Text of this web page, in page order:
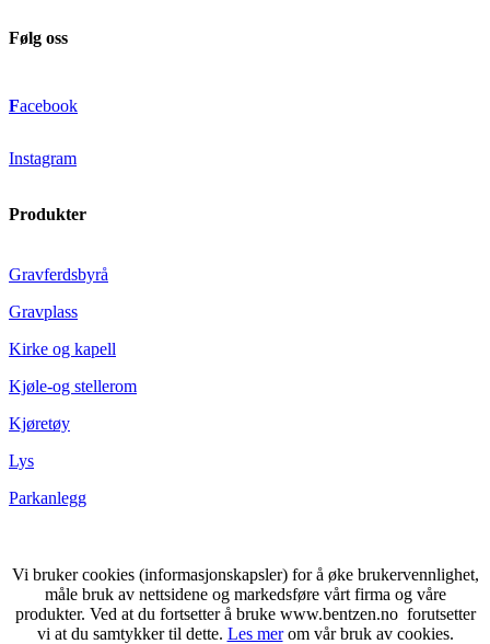
Følg oss
Facebook
Instagram
Produkter
Gravferdsbyrå
Gravplass
Kirke og kapell
Kjøle-og stellerom
Kjøretøy
Lys
Parkanlegg
Vi bruker cookies (informasjonskapsler) for å øke brukervennlighet,
måle bruk av nettsidene og markedsføre vårt firma og våre
produkter. Ved at du fortsetter å bruke www.bentzen.no forutsetter
vi at du samtykker til dette. Les merom vår bruk av cookies.